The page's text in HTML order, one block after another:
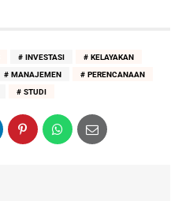
INVESTASI
KELAYAKAN
MANAJEMEN
PERENCANAAN
STUDI